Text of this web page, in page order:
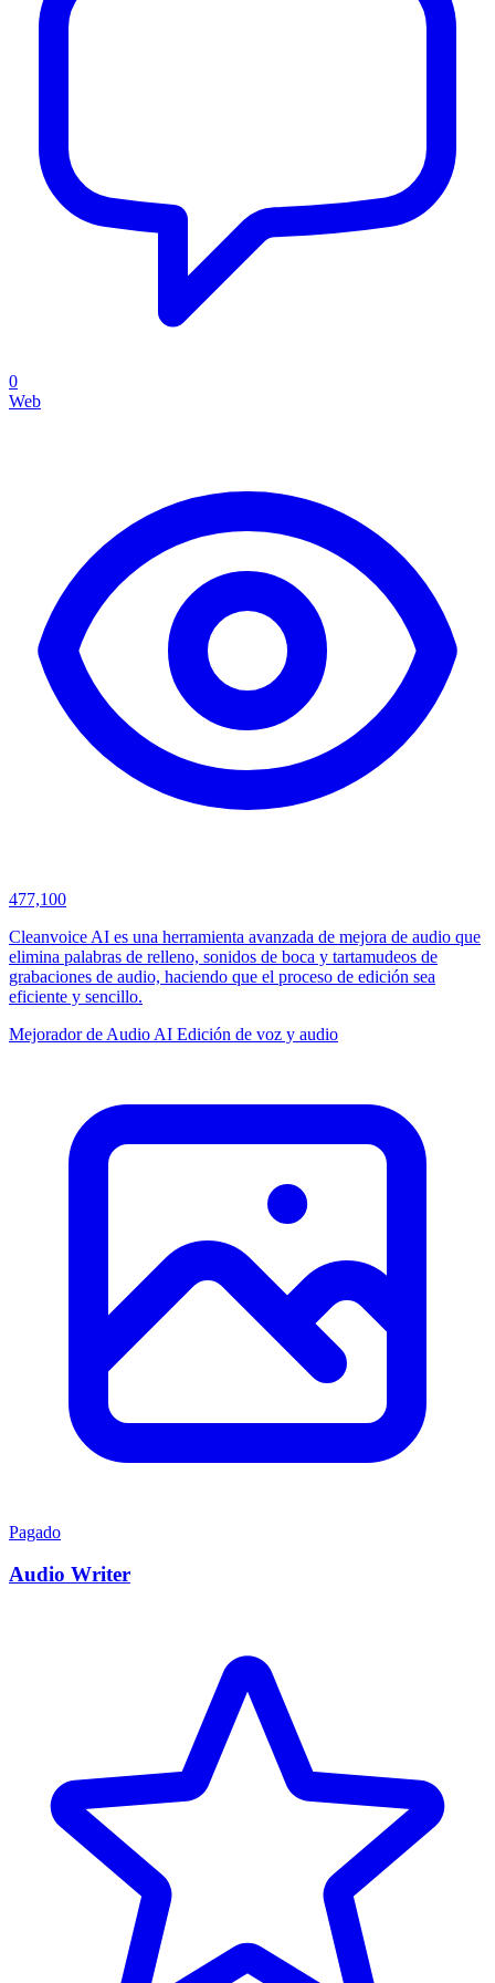
0
Web
477,100
Cleanvoice AI es una herramienta avanzada de mejora de audio que
elimina palabras de relleno, sonidos de boca y tartamudeos de
grabaciones de audio, haciendo que el proceso de edición sea
eficiente y sencillo.
Mejorador de Audio AI Edición de voz y audio
Pagado
Audio Writer